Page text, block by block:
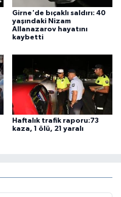
Girne'de bıçaklı saldırı: 40
yaşındaki Nizam
Allanazarov hayatını
kaybetti
Haftalık trafik raporu:73
kaza, 1 ölü, 21 yaralı